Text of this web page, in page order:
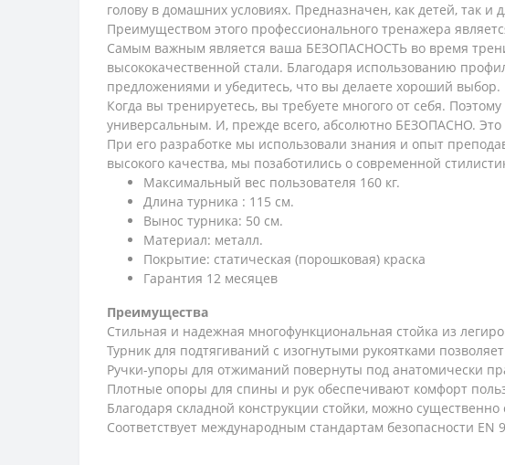
голову в домашних условиях. Предназначен, как детей, так и
Преимуществом этого профессионального тренажера
Самым важным является ваша БЕЗОПАСНОСТЬ во время
высококачественной стали. Благодаря использованию
предложениями и убедитесь, что вы делаете хороший выбор.
Когда вы тренируетесь, вы требуете многого от себя.
универсальным. И, прежде всего, абсолютно БЕЗОПАСНО. Это
При его разработке мы использовали знания и опыт
высокого качества, мы позаботились о современной
Максимальный вес пользователя 160 кг.
Длина турника : 115 см.
Вынос турника: 50 см.
Материал: металл.
Покрытие: статическая (порошковая) краска
Гарантия 12 месяцев
Преимущества
Стильная и надежная многофункциональная стойка из
Турник для подтягиваний с изогнутыми рукоятками
Ручки-упоры для отжиманий повернуты под анатомически
Плотные опоры для спины и рук обеспечивают комфорт
Благодаря складной конструкции стойки, можно
Соответствует международным стандартам безопасности EN